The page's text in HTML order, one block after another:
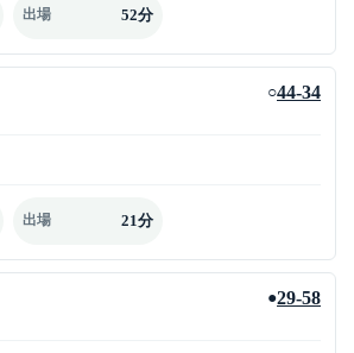
出場 52分
○44-34
出場 21分
●29-58